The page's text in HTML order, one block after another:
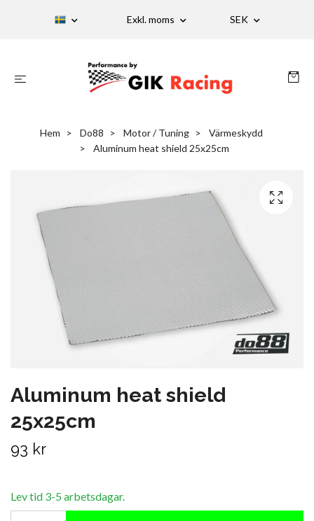
Exkl. moms SEK
Hem Do88 Motor / Tuning
Värmeskydd
Aluminum heat shield 25x25cm
Aluminum heat shield
25x25cm
93 kr
Lev tid 3-5 arbetsdagar.